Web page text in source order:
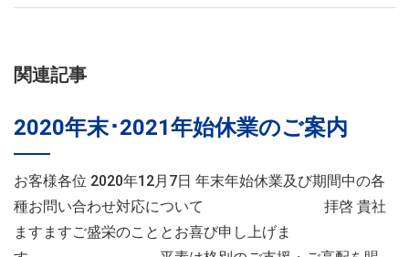
関連記事
2020年末･2021年始休業のご案内
お客様各位 2020年12月7日 年末年始休業及び期間中の各
種お問い合わせ対応について 拝啓 貴社
ますますご盛栄のこととお喜び申し上げま